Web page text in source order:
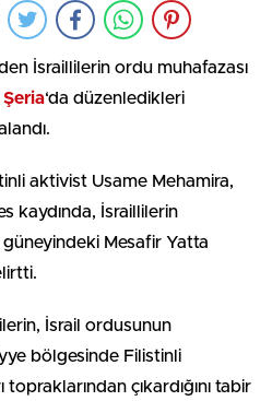
İsraillilerin ordu muhafazası
Şeria‘da düzenledikleri
aktivist Usame Mehamira,
kaydında, İsraillilerin
güneyindeki Mesafir Yatta
İsrail ordusunun
bölgesinde Filistinli
çıkardığını tabir